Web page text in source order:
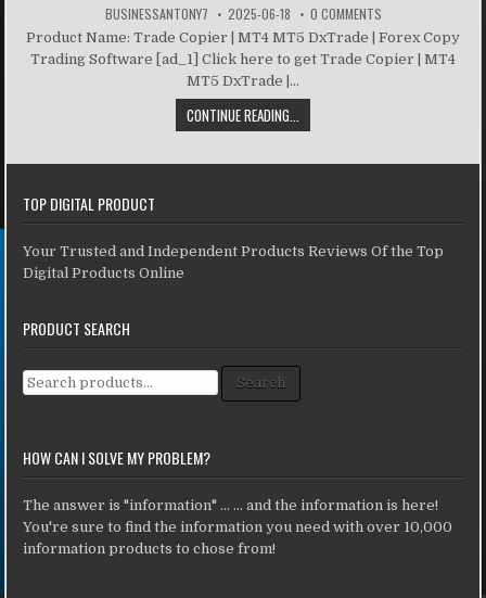
BUSINESSANTONY7 2025-06-18 0 COMMENTS
Product Name: Trade Copier | MT4 MT5 DxTrade | Forex Copy
Trading Software [ad_1] Click here to get Trade Copier | MT4
MT5 DxTrade |...
CONTINUE READING...
TOP DIGITAL PRODUCT
Your Trusted and Independent Products Reviews Of the Top
Digital Products Online
PRODUCT SEARCH
Search for: Search
HOW CAN I SOLVE MY PROBLEM?
The answer is "information" ... ... and the information is here!
You're sure to find the information you need with over 10,000
information products to chose from!